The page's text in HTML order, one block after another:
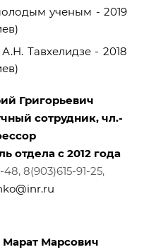
ученым - 2019
Тавхелидзе - 2018
Григорьевич
сотрудник, чл.-
отдела с 2012 года
8(903)615-91-25,
Марсович